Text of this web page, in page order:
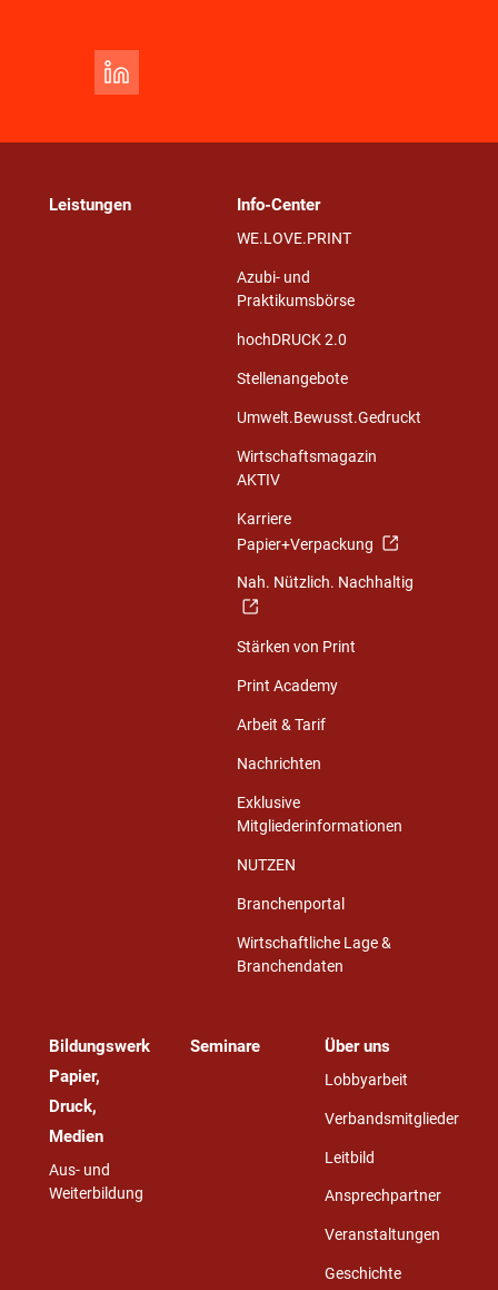
Leistungen Info-Center
WE.LOVE.PRINT
Azubi- und
Praktikumsbörse
hochDRUCK 2.0
Stellenangebote
Umwelt.Bewusst.Gedruckt
Wirtschaftsmagazin
AKTIV
Karriere
Papier+Verpackung
Nah. Nützlich. Nachhaltig
Stärken von Print
Print Academy
Arbeit & Tarif
Nachrichten
Exklusive
Mitgliederinformationen
NUTZEN
Branchenportal
Wirtschaftliche Lage &
Branchendaten
Bildungswerk
Papier,
Druck,
Medien
Aus- und
Weiterbildung
Seminare Über uns
Lobbyarbeit
Verbandsmitglieder
Leitbild
Ansprechpartner
Veranstaltungen
Geschichte